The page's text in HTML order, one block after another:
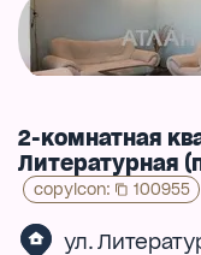
2-комнатная
Литературная
copyIcon: 100955
ул.